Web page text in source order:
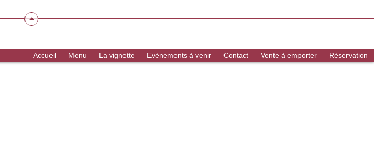
Accueil Menu La vignette Evénements à venir Contact Vente à emporter Réservation